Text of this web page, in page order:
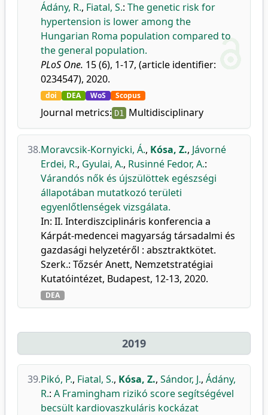
Ádány, R., Fiatal, S.: The genetic risk for
hypertension is lower among the
Hungarian Roma population compared to
the general population.
PLoS One. 15 (6), 1-17, (article identifier:
0234547), 2020.
doi DEA WoS Scopus
Journal metrics: D1 Multidisciplinary
38.Moravcsik-Kornyicki, Á., Kósa, Z., Jávorné
Erdei, R., Gyulai, A., Rusinné Fedor, A.:
Várandós nők és újszülöttek egészségi
állapotában mutatkozó területi
egyenlőtlenségek vizsgálata.
In: II. Interdiszciplináris konferencia a
Kárpát-medencei magyarság társadalmi és
gazdasági helyzetéről : absztraktkötet.
Szerk.: Tőzsér Anett, Nemzetstratégiai
Kutatóintézet, Budapest, 12-13, 2020.
DEA
2019
39.Pikó, P., Fiatal, S., Kósa, Z., Sándor, J., Ádány,
R.: A Framingham rizikó score segítségével
becsült kardiovaszkuláris kockázat